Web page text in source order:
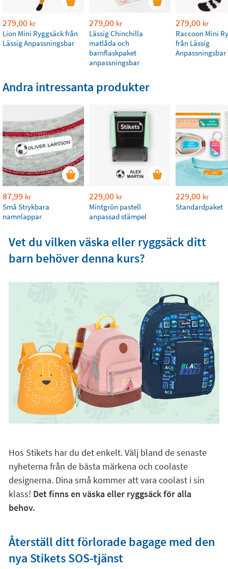
279,00 kr
Lion Mini Ryggsäck från
Lässig Anpassningsbar
279,00 kr
Lässig Chinchilla
matlåda och
barnflaskpaket
anpassningsbar
279,00 kr
Raccoon Mini
från Lässig
Anpassningsbar
Andra intressanta produkter
87,99 kr
Små Strykbara
namnlappar
229,00 kr
Mintgrön pastell
anpassad stämpel
229,00 kr
Standardpaket
Vet du vilken väska eller ryggsäck ditt
barn behöver denna kurs?
Hos Stikets har du det enkelt. Välj bland de senaste
nyheterna från de bästa märkena och coolaste
designerna. Dina små kommer att vara coolast i sin
klass! Det finns en väska eller ryggsäck för alla
behov.
Återställ ditt förlorade bagage med den
nya Stikets SOS-tjänst